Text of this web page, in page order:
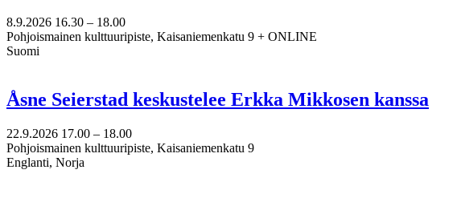
8.9.2026 16.30 – 18.00
Pohjoismainen kulttuuripiste, Kaisaniemenkatu 9 + ONLINE
Suomi
Åsne Seierstad keskustelee Erkka Mikkosen kanssa
22.9.2026 17.00 – 18.00
Pohjoismainen kulttuuripiste, Kaisaniemenkatu 9
Englanti, Norja